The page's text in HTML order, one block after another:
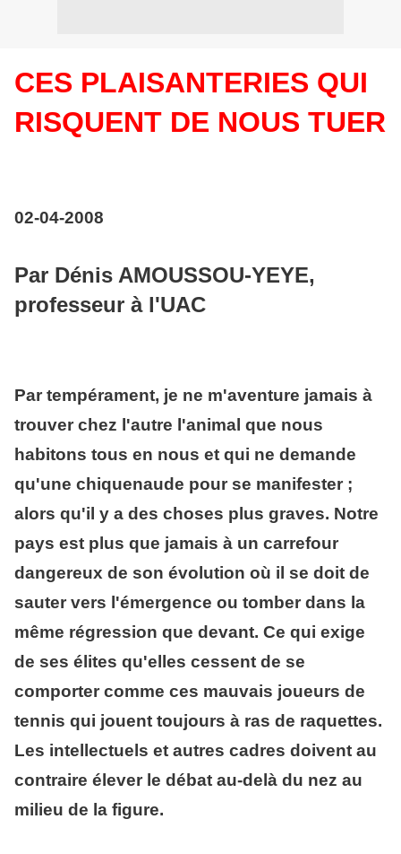
CES PLAISANTERIES QUI
RISQUENT DE NOUS TUER
02-04-2008
Par Dénis AMOUSSOU-YEYE,
professeur à l'UAC
Par tempérament, je ne m'aventure jamais à
trouver chez l'autre l'animal que nous
habitons tous en nous et qui ne demande
qu'une chiquenaude pour se manifester ;
alors qu'il y a des choses plus graves. Notre
pays est plus que jamais à un carrefour
dangereux de son évolution où il se doit de
sauter vers l'émergence ou tomber dans la
même régression que devant. Ce qui exige
de ses élites qu'elles cessent de se
comporter comme ces mauvais joueurs de
tennis qui jouent toujours à ras de raquettes.
Les intellectuels et autres cadres doivent au
contraire élever le débat au-delà du nez au
milieu de la figure.